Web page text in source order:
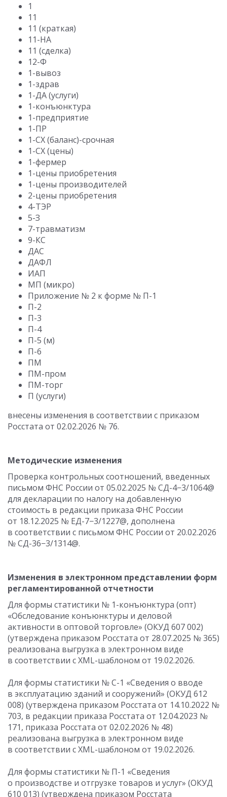
1
11
11 (краткая)
11-НА
11 (сделка)
12-Ф
1-вывоз
1-здрав
1-ДА (услуги)
1-конъюнктура
1-предприятие
1-ПР
1-СХ (баланс)-срочная
1-СХ (цены)
1-фермер
1-цены приобретения
1-цены производителей
2-цены приобретения
4-ТЭР
5-З
7-травматизм
9-КС
ДАС
ДАФЛ
ИАП
МП (микро)
Приложение № 2 к форме № П-1
П-2
П-3
П-4
П-5 (м)
П-6
ПМ
ПМ-пром
ПМ-торг
П (услуги)
внесены изменения в соответствии с приказом
Росстата от 02.02.2026 № 76.
Методические изменения
Проверка контрольных соотношений, введенных
письмом ФНС России от 05.02.2025 № СД-4−3/1064@
для декларации по налогу на добавленную
стоимость в редакции приказа ФНС России
от 18.12.2025 № ЕД-7−3/1227@, дополнена
в соответствии с письмом ФНС России от 20.02.2026
№ СД-36−3/1314@.
Изменения в электронном представлении форм
регламентированной отчетности
Для формы статистики № 1-конъюнктура (опт)
«Обследование конъюнктуры и деловой
активности в оптовой торговле» (ОКУД 607 002)
(утверждена приказом Росстата от 28.07.2025 № 365)
реализована выгрузка в электронном виде
в соответствии с XML-шаблоном от 19.02.2026.
Для формы статистики № С-1 «Сведения о вводе
в эксплуатацию зданий и сооружений» (ОКУД 612
008) (утверждена приказом Росстата от 14.10.2022 №
703, в редакции приказа Росстата от 12.04.2023 №
171, приказа Росстата от 02.02.2026 № 48)
реализована выгрузка в электронном виде
в соответствии с XML-шаблоном от 19.02.2026.
Для формы статистики № П-1 «Сведения
о производстве и отгрузке товаров и услуг» (ОКУД
610 013) (утверждена приказом Росстата